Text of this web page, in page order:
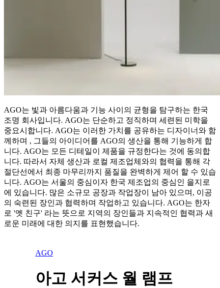
AGO는 빛과 아름다움과 기능 사이의 균형을 탐구하는 한국
조명 회사입니다. AGO는 단순하고 정직하며 세련된 미학을
중요시합니다. AGO는 이러한 가치를 공유하는 디자이너와 함
께하며 , 그들의 아이디어를 AGO의 생산을 통해 기능하게 합
니다. AGO는 모든 디테일이 제품을 규정한다는 것에 동의합
니다. 따라서 자체 생산과 로컬 제조업체와의 협력을 통해 각
절단선에서 최종 마무리까지 품질을 완벽하게 제어 할 수 있습
니다. AGO는 서울의 중심이자 한국 제조업의 중심인 을지로
에 있습니다. 많은 소규모 공장과 작업장이 남아 있으며, 이공
의 숙련된 장인과 협력하며 작업하고 있습니다. AGO는 한자
로 '옛 친구' 라는 뜻으로 지역의 장인들과 지속적인 협력과 새
로운 미래에 대한 의지를 표현했습니다.
AGO
아고 서커스 월 램프